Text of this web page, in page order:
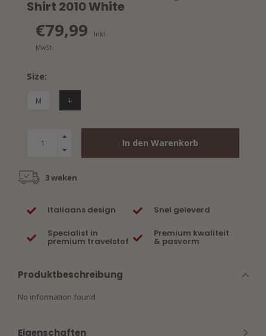
Shirt 2010 White
€79,99
Inkl.
MwSt.
Size:
M L
In den Warenkorb
3 weken
Italiaans design Snel geleverd
Specialist in
premium travelstof
Premium kwaliteit
& pasvorm
Produktbeschreibung
No information found
Eigenschaften